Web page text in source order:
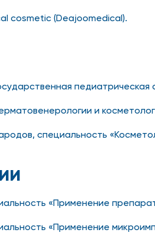
cosmetic (Deajoomedical).
и
специальность
«Применение
«Применение